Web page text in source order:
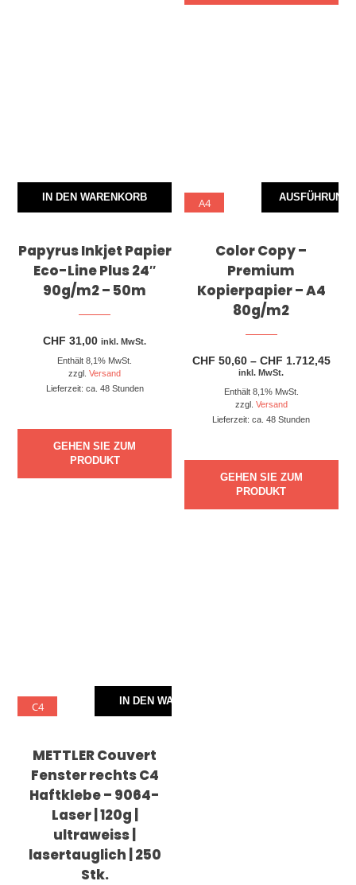
IN DEN WARENKORB
Papyrus Inkjet Papier
Eco-Line Plus 24″
90g/m2 – 50m
CHF 31,00 inkl. MwSt.
Enthält 8,1% MwSt.
zzgl.Versand
Lieferzeit: ca. 48 Stunden
GEHEN SIE ZUM
PRODUKT
AUSFÜHRUNG
A4
Color Copy –
Premium
Kopierpapier – A4
80g/m2
CHF 50,60 – CHF 1.712,45
inkl. MwSt.
Enthält 8,1% MwSt.
zzgl. Versand
Lieferzeit: ca. 48 Stunden
GEHEN SIE ZUM
PRODUKT
IN DEN WARENKORB
C4
METTLER Couvert
Fenster rechts C4
Haftklebe – 9064-
Laser | 120g |
ultraweiss |
lasertauglich | 250
Stk.